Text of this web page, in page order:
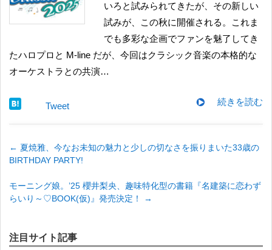
いろと試みられてきたが、その新しい
試みが、この秋に開催される。これま
でも多彩な企画でファンを魅了してき
たハロプロと M-line だが、今回はクラシック音楽の本格的な
オーケストラとの共演…
続きを読む
Tweet
← 夏焼雅、今なお未知の魅力と少しの切なさを振りまいた33歳の
BIRTHDAY PARTY!
モーニング娘。’25 櫻井梨央、趣味特化型の書籍『名建築に恋わず
らいり～♡BOOK(仮)』発売決定！
→
注目サイト記事